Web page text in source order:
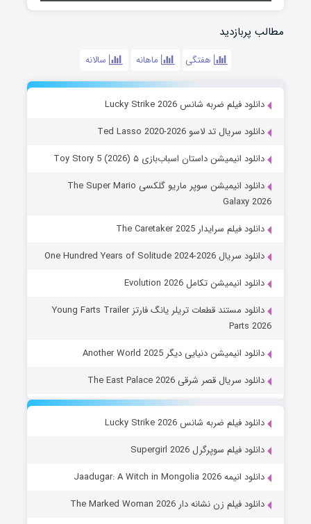
مطالب پربازدید
هفتگی ماهانه سالانه
دانلود فیلم ضربه شانس Lucky Strike 2026
دانلود سریال تد لاسو Ted Lasso 2020-2026
دانلود انیمیشن داستان اسباب‌بازی ۵ Toy Story 5 (2026)
دانلود انیمیشن سوپر ماریو گلکسی The Super Mario
Galaxy 2026
دانلود فیلم سرایدار The Caretaker 2025
دانلود سریال One Hundred Years of Solitude 2024-2026
دانلود انیمیشن تکامل Evolution 2026
دانلود مستند قطعات تریلر یانگ فارتز Young Farts Trailer
Parts 2026
دانلود انیمیشن دنیایی دیگر Another World 2025
دانلود سریال قصر شرقی The East Palace 2026
دانلود فیلم ضربه شانس Lucky Strike 2026
دانلود فیلم سوپرگرل Supergirl 2026
دانلود انیمه Jaadugar: A Witch in Mongolia 2026
دانلود فیلم زن نشانه دار The Marked Woman 2026